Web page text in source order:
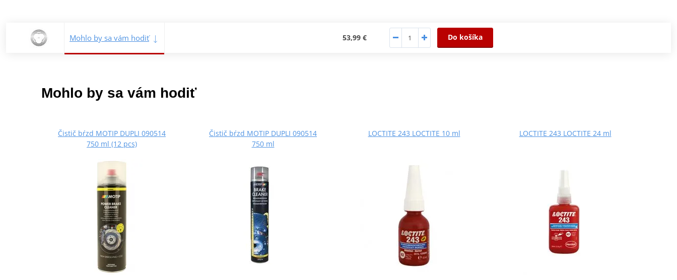
Mohlo by sa vám hodiť 53,99 € Do košíka
Mohlo by sa vám hodiť
Čistič bŕzd MOTIP DUPLI 090514
750 ml (12 pcs)
Čistič bŕzd MOTIP DUPLI 090514
750 ml
LOCTITE 243 LOCTITE 10 ml LOCTITE 243 LOCTITE 24 ml